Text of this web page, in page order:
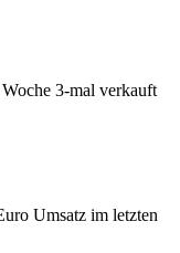
3-mal verkauft
Umsatz im letzten